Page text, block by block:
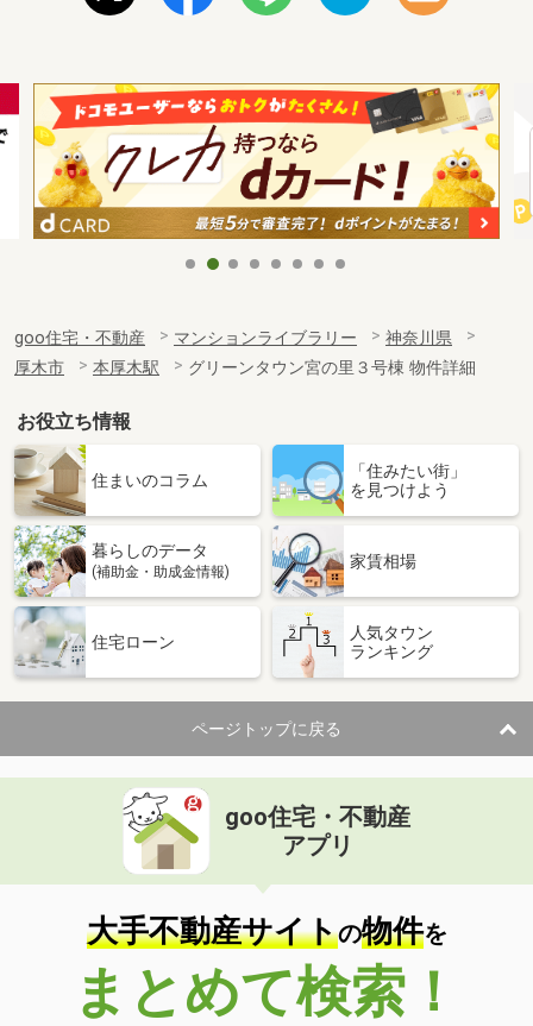
goo住宅・不動産 マンションライブラリー
神奈川県
厚木市
本厚木駅 グリーンタウン宮の里３号棟 物件詳細
お役立ち情報
住まいのコラム
「住みたい街」
を見つけよう
暮らしのデータ
(補助金・助成金情報)
家賃相場
住宅ローン
人気タウン
ランキング
ページトップに戻る
goo住宅・不動産
アプリ
大手不動産サイトの物件を
まとめて検索！